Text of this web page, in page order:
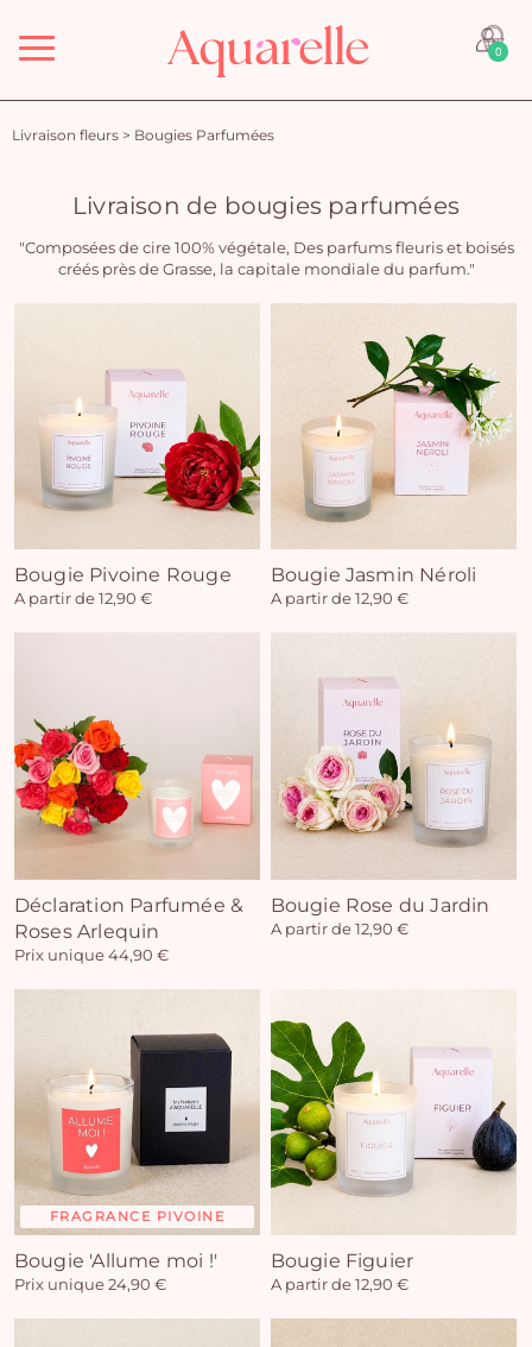
Menu 0
Livraison fleurs > Bougies Parfumées
Livraison de bougies parfumées
"Composées de cire 100% végétale, Des parfums fleuris et boisés
créés près de Grasse, la capitale mondiale du parfum."
Bougie Pivoine Rouge
A partir de 12,90 €
Bougie Jasmin Néroli
A partir de 12,90 €
Déclaration Parfumée &
Roses Arlequin
Prix unique 44,90 €
Bougie Rose du Jardin
A partir de 12,90 €
FRAGRANCE PIVOINE
Bougie 'Allume moi !'
Prix unique 24,90 €
Bougie Figuier
A partir de 12,90 €